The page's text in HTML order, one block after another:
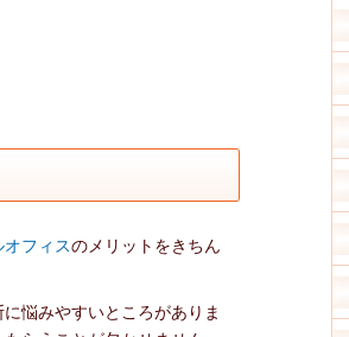
オフィスのメリットをきちん
悩みやすいところがありま